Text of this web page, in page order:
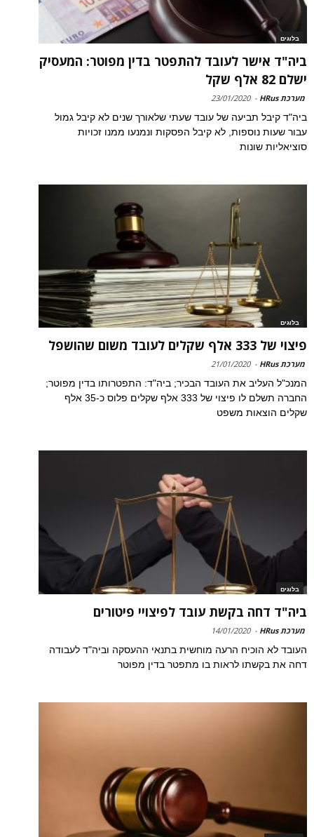
בלוגים
ביה"ד אישר לעובד להתפטר בדין מפוטר: המעסיק
ישלם 82 אלף שקל
מערכת HRus -
23/01/2020
ביה"ד קיבל תביעה של עובד שעתי שלאורך שנים לא קיבל גמול
עבור שעות נוספות, לא קיבל הפסקות ונמנעו ממנו זכויות
סוציאליות שונות
בלוגים
פיצוי של 333 אלף שקלים לעובד משום שהושפל
מערכת HRus -
21/01/2020
המנכ"ל העליב את העובד הבכיר; ביה"ד: התפטרותו בדין מפוטר;
החברה תשלם לו פיצוי של 333 אלף שקלים פלוס כ-35 אלף
שקלים הוצאות משפט
בלוגים
ביה"ד דחה בקשת עובד לפיצויי פיטורים
מערכת HRus -
14/01/2020
העובד לא הוכיח הרעה מוחשית בתנאי ההעסקה וביה"ד לעבודה
דחה את בקשתו לראות בו מתפטר בדין מפוטר